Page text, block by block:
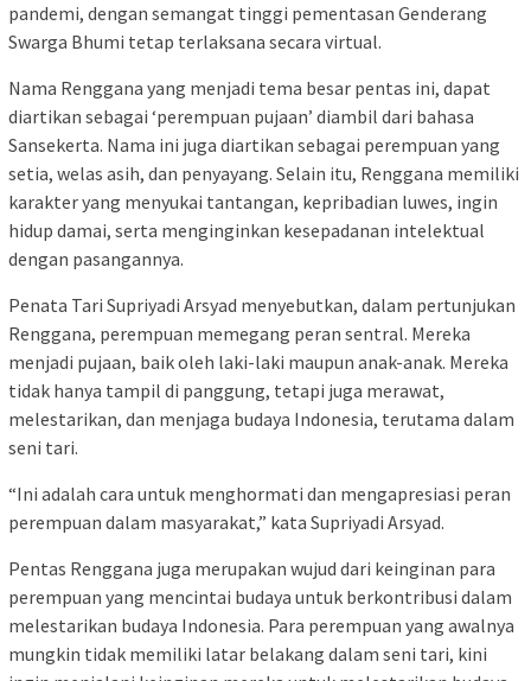
pandemi, dengan semangat tinggi pementasan Genderang
Swarga Bhumi tetap terlaksana secara virtual.
Nama Renggana yang menjadi tema besar pentas ini, dapat
diartikan sebagai ‘perempuan pujaan’ diambil dari bahasa
Sansekerta. Nama ini juga diartikan sebagai perempuan yang
setia, welas asih, dan penyayang. Selain itu, Renggana memiliki
karakter yang menyukai tantangan, kepribadian luwes, ingin
hidup damai, serta menginginkan kesepadanan intelektual
dengan pasangannya.
Penata Tari Supriyadi Arsyad menyebutkan, dalam pertunjukan
Renggana, perempuan memegang peran sentral. Mereka
menjadi pujaan, baik oleh laki-laki maupun anak-anak. Mereka
tidak hanya tampil di panggung, tetapi juga merawat,
melestarikan, dan menjaga budaya Indonesia, terutama dalam
seni tari.
“Ini adalah cara untuk menghormati dan mengapresiasi peran
perempuan dalam masyarakat,” kata Supriyadi Arsyad.
Pentas Renggana juga merupakan wujud dari keinginan para
perempuan yang mencintai budaya untuk berkontribusi dalam
melestarikan budaya Indonesia. Para perempuan yang awalnya
mungkin tidak memiliki latar belakang dalam seni tari, kini